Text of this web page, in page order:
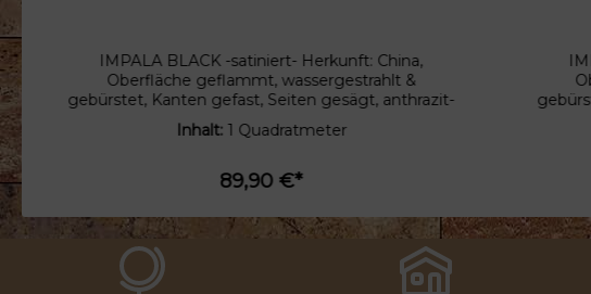
IMPALA BLACK -satiniert- Herkunft: China,
Oberfläche geflammt, wassergestrahlt &
gebürstet, Kanten gefast, Seiten gesägt, anthrazit-
schwarz Der IMPALA BLACK gehört zu den
Dioriten. Diese wurden schon in der Antike
an mehreren Orten Säulen aus Diorit z.B. an dem
Tempel der Venus und Roma sowie der Villa
Hadriana. Auch heutzutage werden Diorite auf
Grund der Materialeigenschaften vielseitig
Inhalt: 1 Quadratmeter
89,90 €*
an